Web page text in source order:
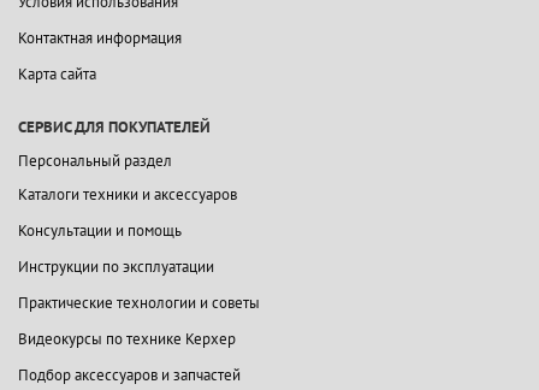
Контактная информация
Карта сайта
СЕРВИС ДЛЯ ПОКУПАТЕЛЕЙ
Персональный раздел
Каталоги техники и аксессуаров
Консультации и помощь
Инструкции по эксплуатации
Практические технологии и советы
Видеокурсы по технике Керхер
Подбор аксессуаров и запчастей